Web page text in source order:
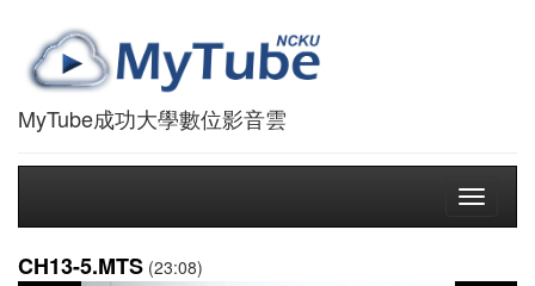
MyTube成功大學數位影音雲
Toggle
CH13-5.MTS (23:08)